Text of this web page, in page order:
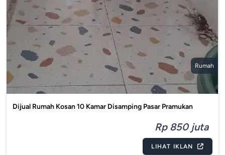
Rumah
Dijual Rumah Kosan 10 Kamar Disamping Pasar Pramukan
Rp 850 juta
LIHAT IKLAN